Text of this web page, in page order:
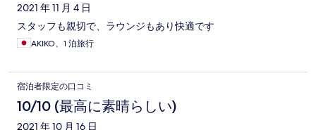
2021 年 11 月 4 日
スタッフも親切で、ラウンジもあり快適です
AKIKO、1 泊旅行
宿泊者限定の口コミ
10/10 (最高に素晴らしい)
2021 年 10 月 16 日